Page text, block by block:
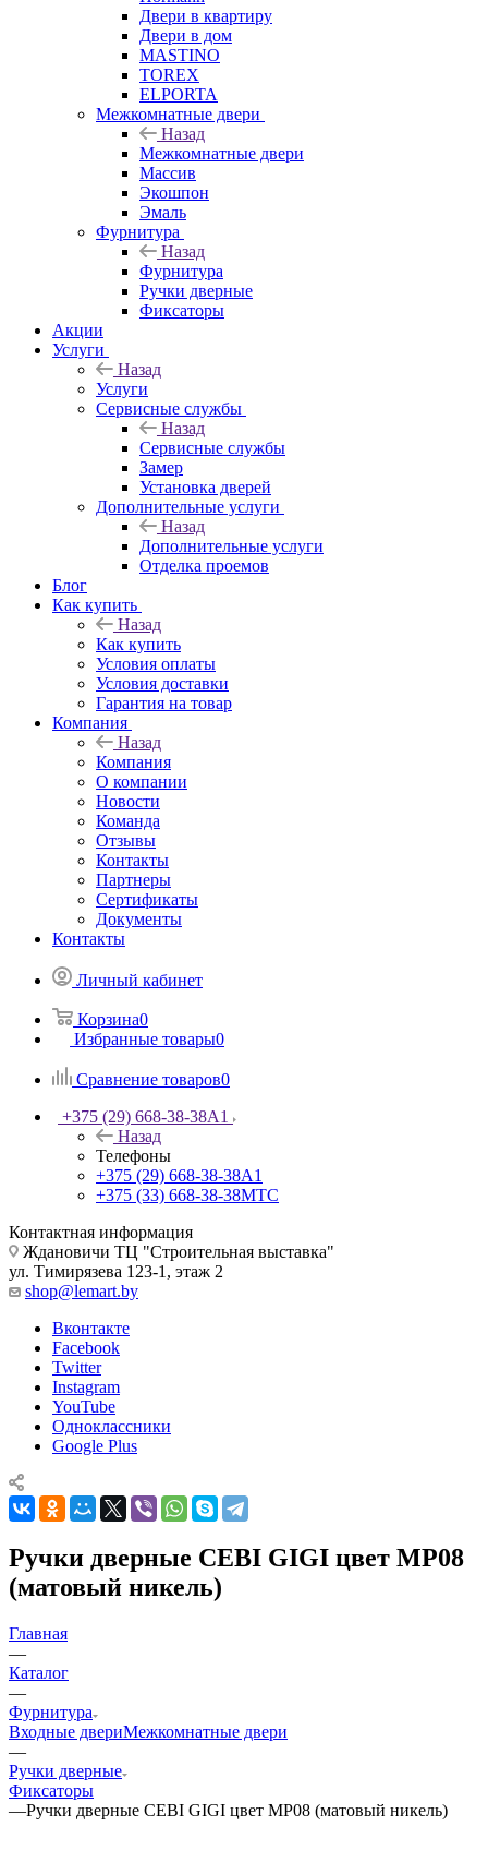
Двери в квартиру
Двери в дом
MASTINO
TOREX
ELPORTA
Межкомнатные двери
Назад
Межкомнатные двери
Массив
Экошпон
Эмаль
Фурнитура
Назад
Фурнитура
Ручки дверные
Фиксаторы
Акции
Услуги
Назад
Услуги
Сервисные службы
Назад
Сервисные службы
Замер
Установка дверей
Дополнительные услуги
Назад
Дополнительные услуги
Отделка проемов
Блог
Как купить
Назад
Как купить
Условия оплаты
Условия доставки
Гарантия на товар
Компания
Назад
Компания
О компании
Новости
Команда
Отзывы
Контакты
Партнеры
Сертификаты
Документы
Контакты
Личный кабинет
Корзина0
Избранные товары0
Сравнение товаров0
+375 (29) 668-38-38A1
Назад
Телефоны
+375 (29) 668-38-38A1
+375 (33) 668-38-38МТС
Контактная информация
Ждановичи ТЦ "Строительная выставка"
ул. Тимирязева 123-1, этаж 2
shop@lemart.by
Вконтакте
Facebook
Twitter
Instagram
YouTube
Одноклассники
Google Plus
Ручки дверные CEBI GIGI цвет MP08
(матовый никель)
Главная
—
Каталог
—
Фурнитура
Входные двериМежкомнатные двери
—
Ручки дверные
Фиксаторы
—Ручки дверные CEBI GIGI цвет MP08 (матовый никель)